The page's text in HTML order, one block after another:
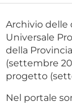
Archivio delle
Universale
della
(settembre
progetto
Nel portale